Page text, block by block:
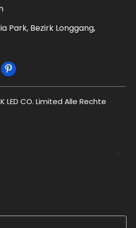
Park, Bezirk Longgang,
LED CO. Limited Alle Rechte